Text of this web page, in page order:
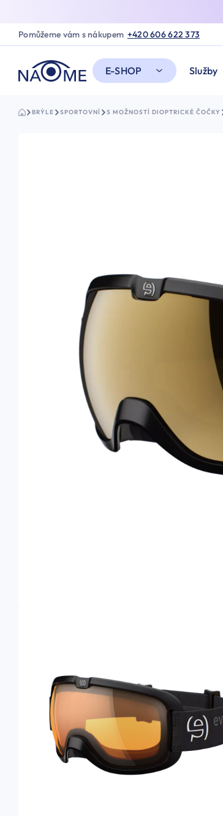
Pomůžeme vám s nákupem +420 606 622 373
E-SHOP Služby
BRÝLE SPORTOVNÍ S MOŽNOSTÍ DIOPTRICKÉ ČOČKY